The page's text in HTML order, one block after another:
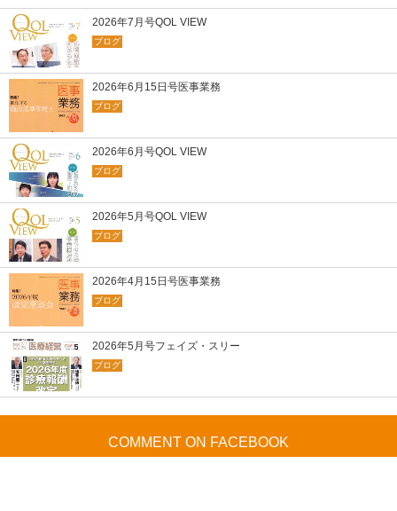
2026年7月号QOL VIEW
ブログ
2026年6月15日号医事業務
ブログ
2026年6月号QOL VIEW
ブログ
2026年5月号QOL VIEW
ブログ
2026年4月15日号医事業務
ブログ
2026年5月号フェイズ・スリー
ブログ
COMMENT ON FACEBOOK